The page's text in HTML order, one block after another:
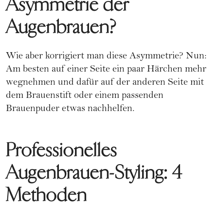
Augenbrauen?
Wie aber korrigiert man diese Asymmetrie? Nun:
Am besten auf einer Seite ein paar Härchen mehr
wegnehmen und dafür auf der anderen Seite mit
dem Brauenstift oder einem passenden
Brauenpuder etwas nachhelfen.
Professionelles
Augenbrauen-Styling: 4
Methoden